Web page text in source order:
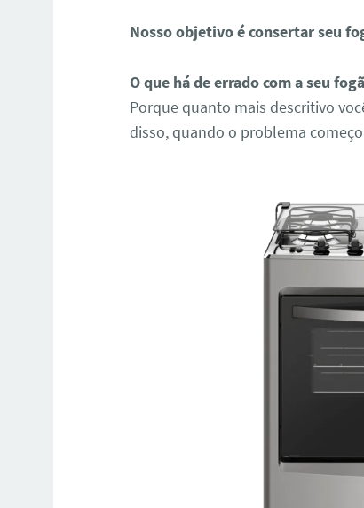
Nosso objetivo é consertar seu
O que há de errado com a seu
Porque quanto mais descritivo
disso, quando o problema